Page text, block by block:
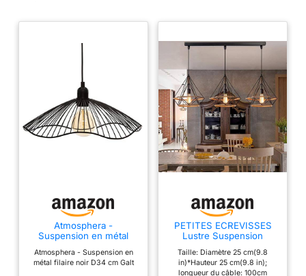
Atmosphera -
Suspension en métal
Atmosphera - Suspension en
métal filaire noir D34 cm Galt
PETITES ECREVISSES
Lustre Suspension
Industrielle Design 3
Lampes Diamant Chanvre
Corde Métal LED
Taille: Diamètre 25 cm(9.8
in)*Hauteur 25 cm(9.8 in);
longueur du câble: 100cm